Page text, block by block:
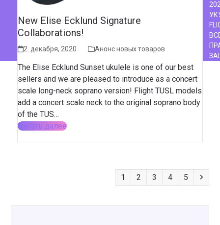
New Elise Ecklund Signature
Collaborations!
2. декабря, 2020 Анонс новых товаров
The Elise Ecklund Sunset ukulele is one of our best
sellers and we are pleased to introduce as a concert
scale long-neck soprano version! Flight TUSL models
add a concert scale neck to the original soprano body
of the TUS…
Читать далее
Page
1 Page
2 Page
3 Page
4 Page
5